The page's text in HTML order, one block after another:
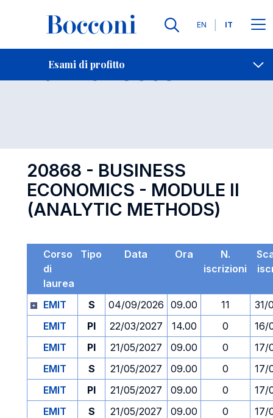
Lingue
EN IT
Esami di profitto
Contatti
Esame 20868 Open
20868 - BUSINESS
ECONOMICS - MODULE II
(ANALYTIC METHODS)
Corso
di
laurea
Tipo Data Ora
N.
iscrizioni
EMIT S 04/09/2026 09.00 11
31/
EMIT
PI 22/03/2027 14.00 0
16/
EMIT
PI 21/05/2027 09.00 0
17/
EMIT
S 21/05/2027 09.00 0
17/
EMIT
PI 21/05/2027 09.00 0
17/
EMIT
S 21/05/2027 09.00 0
17/